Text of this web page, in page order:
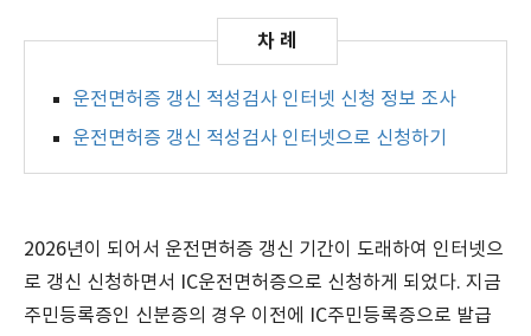
운전면허증 갱신 적성검사 인터넷 신청 정보 조사
운전면허증 갱신 적성검사 인터넷으로 신청하기
2026년이 되어서 운전면허증 갱신 기간이 도래하여 인터넷으
로 갱신 신청하면서 IC운전면허증으로 신청하게 되었다. 지금
주민등록증인 신분증의 경우 이전에 IC주민등록증으로 발급